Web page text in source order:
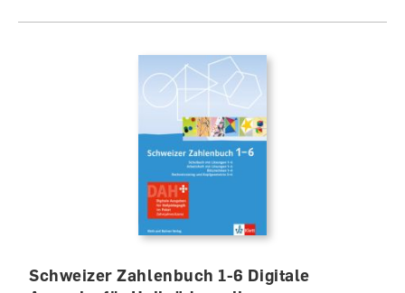
Schweizer Zahlenbuch 1-6 Digitale